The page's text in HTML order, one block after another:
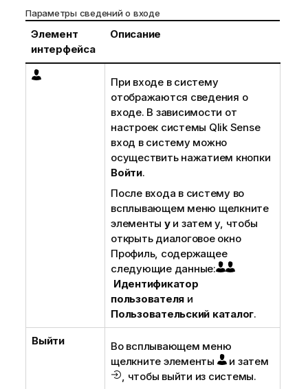
Параметры сведений о входе
Элемент
интерфейса
Описание
При входе в систему
отображаются сведения о
входе. В зависимости от
настроек системы Qlik Sense
вход в систему можно
осуществить нажатием кнопки
Войти.
После входа в систему во
всплывающем меню щелкните
элементы yи затем y, чтобы
открыть диалоговое окно
Профиль, содержащее
следующие данные:
Идентификатор
пользователя и
Пользовательский каталог.
Выйти
Во всплывающем меню
щелкните элементы
и затем
, чтобы выйти из системы.